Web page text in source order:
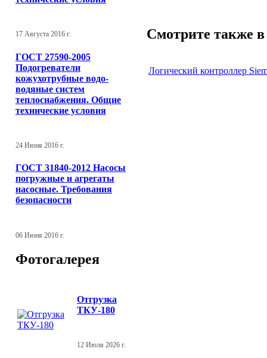
17 Августа 2016 г.
ГОСТ 27590-2005
Подогреватели
кожухотрубные водо-
водяные систем
теплоснабжения. Общие
технические условия
24 Июня 2016 г.
ГОСТ 31840-2012 Насосы
погружные и агрегаты
насосные. Требования
безопасности
06 Июня 2016 г.
Фотогалерея
Отгрузка
ТКУ-180
12 Июля 2026 г.
Смотрите также в
Логический контроллер